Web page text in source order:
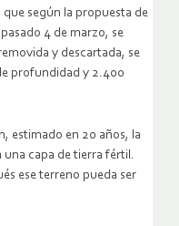
según la propuesta de
4 de marzo, se
y descartada, se
profundidad y 2.400
estimado en 20 años, la
una capa de tierra fértil.
ese terreno pueda ser